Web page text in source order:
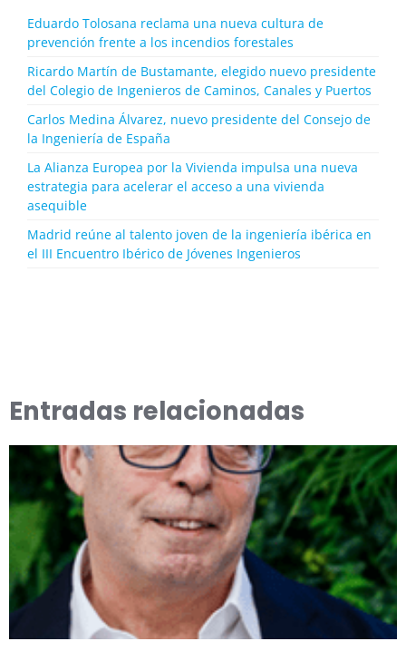
Eduardo Tolosana reclama una nueva cultura de
prevención frente a los incendios forestales
Ricardo Martín de Bustamante, elegido nuevo presidente
del Colegio de Ingenieros de Caminos, Canales y Puertos
Carlos Medina Álvarez, nuevo presidente del Consejo de
la Ingeniería de España
La Alianza Europea por la Vivienda impulsa una nueva
estrategia para acelerar el acceso a una vivienda
asequible
Madrid reúne al talento joven de la ingeniería ibérica en
el III Encuentro Ibérico de Jóvenes Ingenieros
Entradas relacionadas